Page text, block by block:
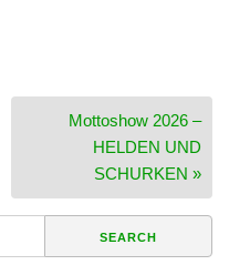
Mottoshow 2026 –
HELDEN UND
SCHURKEN »